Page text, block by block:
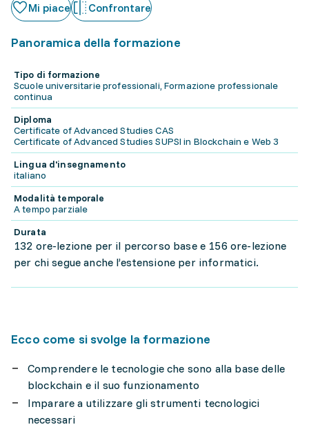
Mi piace Confrontare
Panoramica della formazione
Tipo di formazione
Scuole universitarie professionali, Formazione professionale
continua
Diploma
Certificate of Advanced Studies CAS
Certificate of Advanced Studies SUPSI in Blockchain e Web 3
Lingua d'insegnamento
italiano
Modalità temporale
A tempo parziale
Durata
132 ore-lezione per il percorso base e 156 ore-lezione
per chi segue anche l’estensione per informatici.
Ecco come si svolge la formazione
Comprendere le tecnologie che sono alla base delle
blockchain e il suo funzionamento
Imparare a utilizzare gli strumenti tecnologici
necessari